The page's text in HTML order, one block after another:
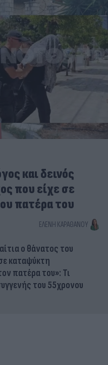
και δεινός
που είχε σε
πατέρα του
ΕΛΈΝΗ ΚΑΡΑΘΆΝΟΥ
ο θάνατος του
καταψύκτη
πατέρα του»: Τι
του 55χρονου